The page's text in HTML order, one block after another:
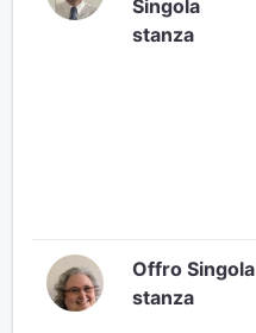
Singola
stanza
Offro Singola
stanza